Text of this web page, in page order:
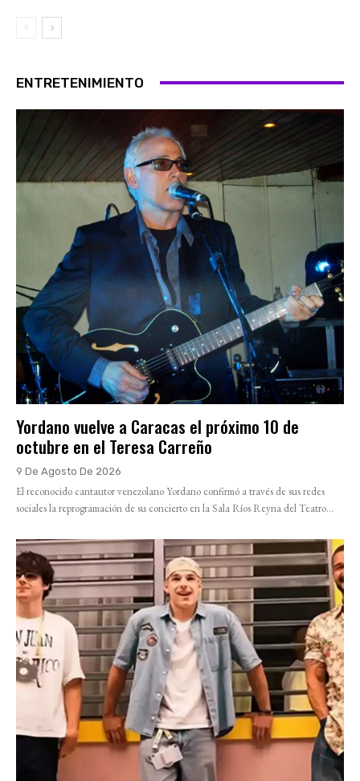
ENTRETENIMIENTO
Yordano vuelve a Caracas el próximo 10 de
octubre en el Teresa Carreño
9 De Agosto De 2026
El reconocido cantautor venezolano Yordano confirmó a través de sus redes
sociales la reprogramación de su concierto en la Sala Ríos Reyna del Teatro...